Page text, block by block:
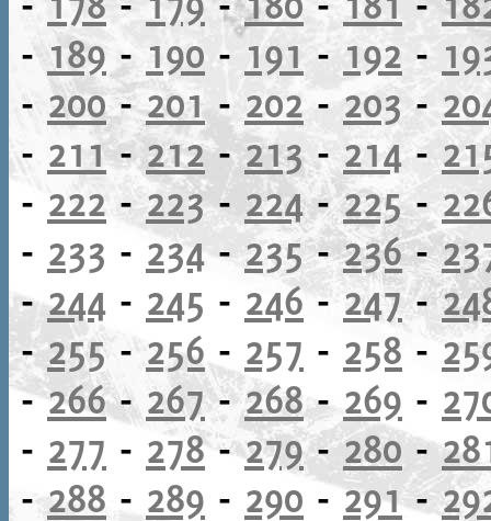
- 189 -190 -191 - 192 -
- 200-201-202 - 203 -
- 211-212-213- 214-
- 222 -223- 224-225-
- 233 - 234-235-236-
-244 - 245 - 246-247-
-255-256 - 257 - 258 -
-266- 267-268- 269 -
- 277 - 278-279-280-
-288 - 289 - 290 -291-